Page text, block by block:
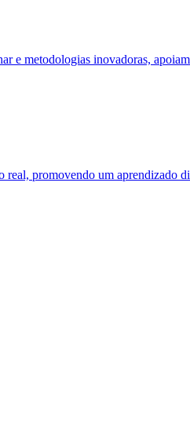
e metodologias inovadoras,
real, promovendo um aprendizado